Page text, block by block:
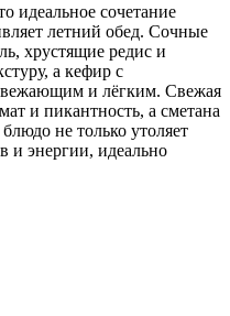
идеальное сочетание
летний обед. Сочные
хрустящие редис и
а кефир с
и лёгким. Свежая
и пикантность, а сметана
не только утоляет
и энергии, идеально